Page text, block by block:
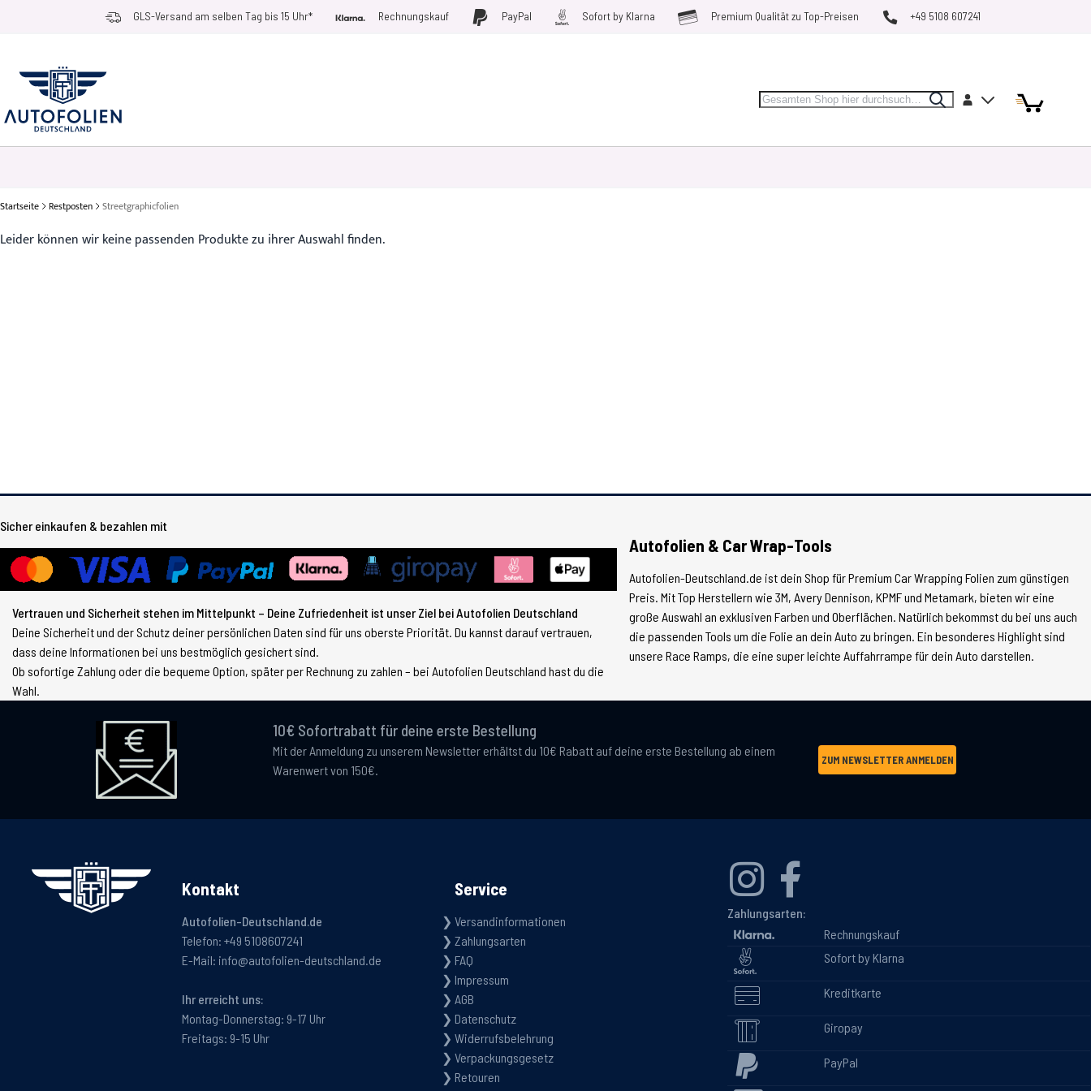
Zum Inhalt springen GLS-Versand am selben Tag bis 15 Uhr* Rechnungskauf PayPal Sofort by Klarna Premium Qualität zu Top-Preisen +49 5108 607241
Search SearchKonto MeinArtikel
Artikel
Startseite Restposten Streetgraphicfolien
Leider können wir keine passenden Produkte zu ihrer Auswahl finden.
Sicher einkaufen & bezahlen mit
Vertrauen und Sicherheit stehen im Mittelpunkt – Deine Zufriedenheit ist unser Ziel bei Autofolien Deutschland
Deine Sicherheit und der Schutz deiner persönlichen Daten sind für uns oberste Priorität. Du kannst darauf vertrauen,
dass deine Informationen bei uns bestmöglich gesichert sind.
Ob sofortige Zahlung oder die bequeme Option, später per Rechnung zu zahlen – bei Autofolien Deutschland hast du die
Wahl.
Autofolien & Car Wrap-Tools
Autofolien-Deutschland.de ist dein Shop für Premium Car Wrapping Folien zum günstigen
Preis. Mit Top Herstellern wie 3M, Avery Dennison, KPMF und Metamark, bieten wir eine
große Auswahl an exklusiven Farben und Oberflächen. Natürlich bekommst du bei uns auch
die passenden Tools um die Folie an dein Auto zu bringen. Ein besonderes Highlight sind
unsere Race Ramps, die eine super leichte Auffahrrampe für dein Auto darstellen.
10€ Sofortrabatt für deine erste Bestellung
Mit der Anmeldung zu unserem Newsletter erhältst du 10€ Rabatt auf deine erste Bestellung ab einem
Warenwert von 150€.
ZUM NEWSLETTER ANMELDEN
Kontakt
Autofolien-Deutschland.de
Telefon: +49 5108607241
E-Mail: info@autofolien-deutschland.de
Ihr erreicht uns:
Montag-Donnerstag: 9-17 Uhr
Freitags: 9-15 Uhr
Service
Versandinformationen
Zahlungsarten
FAQ
Impressum
AGB
Datenschutz
Widerrufsbelehrung
Verpackungsgesetz
Retouren
Zahlungsarten:
Rechnungskauf
Sofort by Klarna
Kreditkarte
Giropay
PayPal